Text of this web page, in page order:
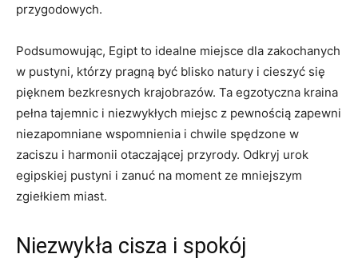
przygodowych.
Podsumowując, Egipt to idealne miejsce‍ dla zakochanych
w pustyni, którzy ⁣pragną być blisko⁤ natury i cieszyć się
pięknem ‍bezkresnych krajobrazów. Ta egzotyczna kraina
pełna tajemnic i niezwykłych miejsc z pewnością zapewni⁤
niezapomniane wspomnienia ⁢i chwile spędzone w
zaciszu i harmonii otaczającej przyrody.‍ Odkryj urok ​
egipskiej‍ pustyni i zanuć na moment ze mniejszym
zgiełkiem miast.
Niezwykła ‌cisza i spokój